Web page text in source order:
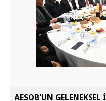
AESOB'UN GELENEKSEL